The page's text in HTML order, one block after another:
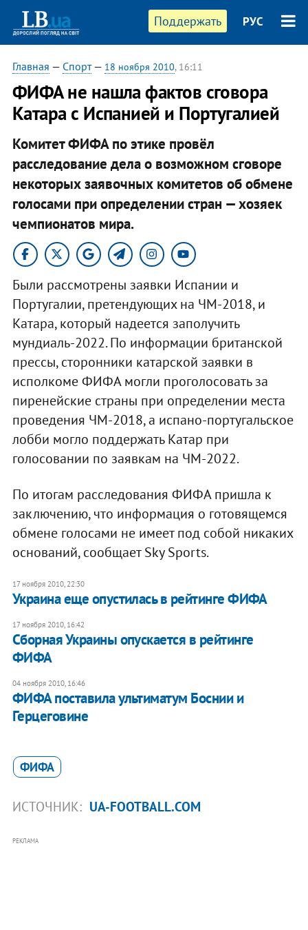
Поддержать РУС
Главная — Спорт— 18 ноября 2010, 16:11
ФИФА не нашла фактов сговора
Катара с Испанией и Португалией
Комитет ФИФА по этике провёл
расследование дела о возможном сговоре
некоторых заявочных комитетов об обмене
голосами при определении стран — хозяек
чемпионатов мира.​
Были рассмотрены заявки Испании и
Португалии, претендующих на ЧМ-2018, и
Катара, который надеется заполучить
мундиаль-2022. По информации британской
прессы, сторонники катарской заявки в
исполкоме ФИФА могли проголосовать за
пиренейские страны при определении места
проведения ЧМ-2018, а испано-португальское
лобби могло поддержать Катар при
голосовании по заявкам на ЧМ-2022.
По итогам расследования ФИФА пришла к
заключению, что информация о готовящемся
обмене голосами не имеет под собой никаких
оснований, сообщает Sky Sports.
17 ноября 2010, 22:30
Украина еще опустилась в рейтинге ФИФА
17 ноября 2010, 16:42
Сборная Украины опускается в рейтинге
ФИФА
04 ноября 2010, 16:46
ФИФА поставила ультиматум Боснии и
Герцеговине
ФИФА
ИСТОЧНИК: UA-FOOTBALL.COM
РЕКЛАМА